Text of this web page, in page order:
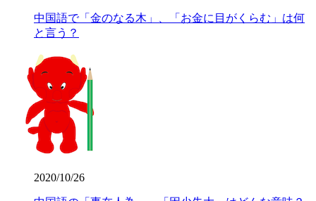
中国語で「金のなる木」、「お金に目がくらむ」は何
と言う？
2020/10/26